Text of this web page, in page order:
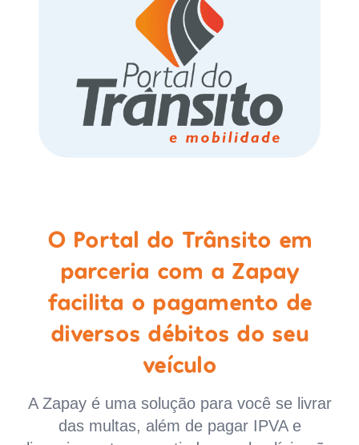
O Portal do Trânsito em
parceria com a Zapay
facilita o pagamento de
diversos débitos do seu
veículo
A Zapay é uma solução para você se livrar
das multas, além de pagar IPVA e